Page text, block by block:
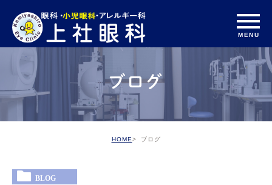
ブログ
HOME ブログ
BLOG